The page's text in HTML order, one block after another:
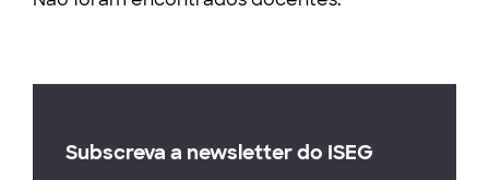
Subscreva a newsletter do ISEG